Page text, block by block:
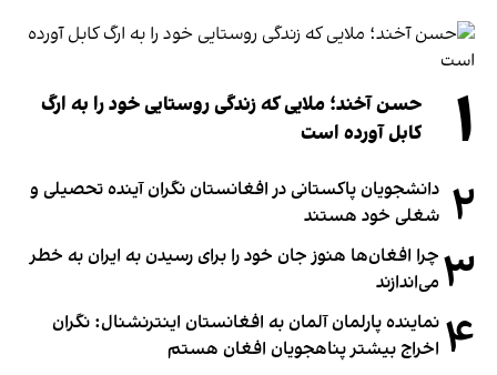
۱
حسن آخند؛ ملایی که زندگی روستایی خود را به ارگ
کابل آورده است
۲ دانشجویان پاکستانی در افغانستان نگران آینده تحصیلی و
شغلی خود هستند
۳ چرا افغان‌ها هنوز جان خود را برای رسیدن به ایران به خطر
می‌اندازند
۴ نماینده پارلمان آلمان به افغانستان اینترنشنال: نگران
اخراج بیشتر پناهجویان افغان هستم